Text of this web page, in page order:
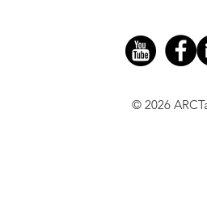
© 2026